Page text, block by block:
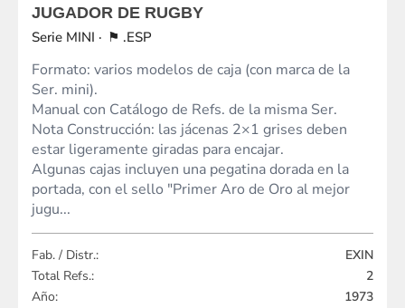
JUGADOR DE RUGBY
MINI
.ESP
Formato: varios modelos de caja (con marca de la
Ser. mini).
Manual con Catálogo de Refs. de la misma Ser.
Nota Construcción: las jácenas 2×1 grises deben
estar ligeramente giradas para encajar.
Algunas cajas incluyen una pegatina dorada en la
portada, con el sello "Primer Aro de Oro al mejor
jugu...
Fab. / Distr.:
EXIN
Total Refs.:
2
Año:
1973